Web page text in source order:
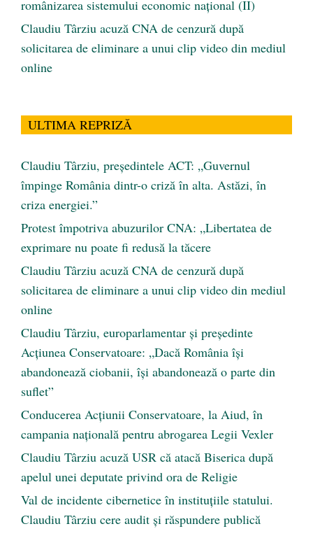
românizarea sistemului economic naţional (II)
Claudiu Târziu acuză CNA de cenzură după
solicitarea de eliminare a unui clip video din mediul
online
ULTIMA REPRIZĂ
Claudiu Târziu, președintele ACT: „Guvernul
împinge România dintr-o criză în alta. Astăzi, în
criza energiei.”
Protest împotriva abuzurilor CNA: „Libertatea de
exprimare nu poate fi redusă la tăcere
Claudiu Târziu acuză CNA de cenzură după
solicitarea de eliminare a unui clip video din mediul
online
Claudiu Târziu, europarlamentar și președinte
Acțiunea Conservatoare: „Dacă România își
abandonează ciobanii, își abandonează o parte din
suflet”
Conducerea Acțiunii Conservatoare, la Aiud, în
campania națională pentru abrogarea Legii Vexler
Claudiu Târziu acuză USR că atacă Biserica după
apelul unei deputate privind ora de Religie
Val de incidente cibernetice în instituțiile statului.
Claudiu Târziu cere audit și răspundere publică